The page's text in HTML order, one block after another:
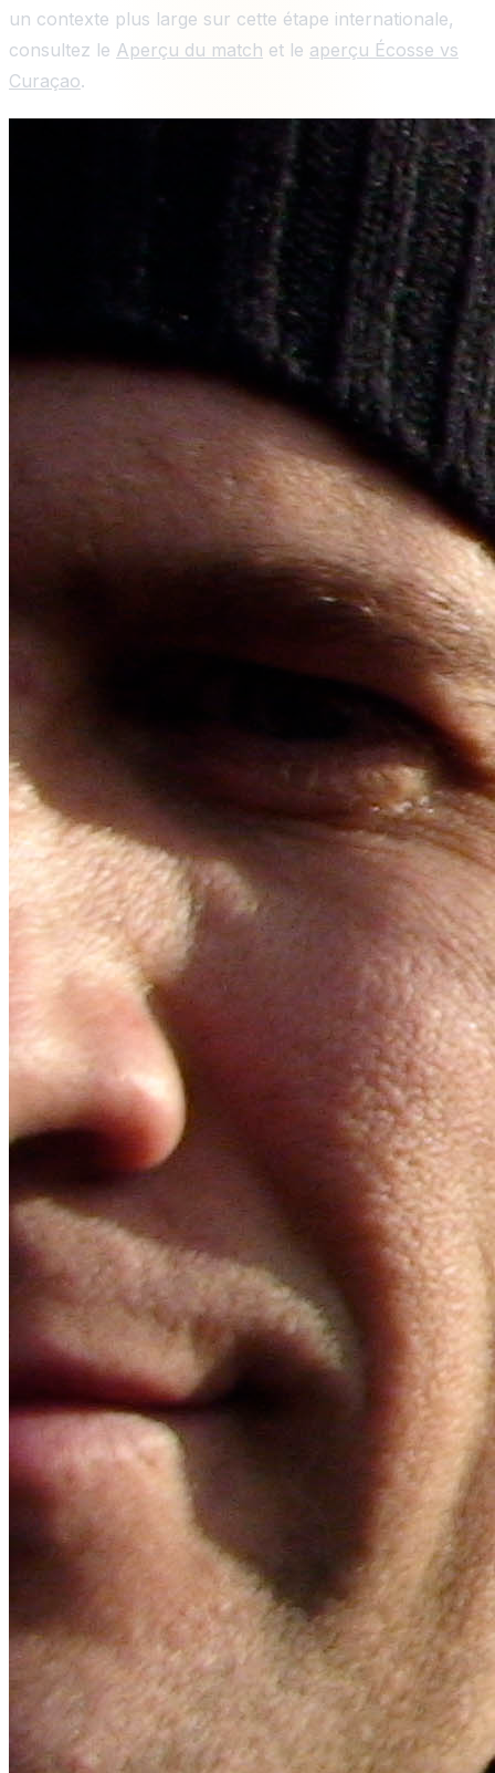
un contexte plus large sur cette étape internationale,
consultez le Aperçu du match et le aperçu Écosse vs
Curaçao.